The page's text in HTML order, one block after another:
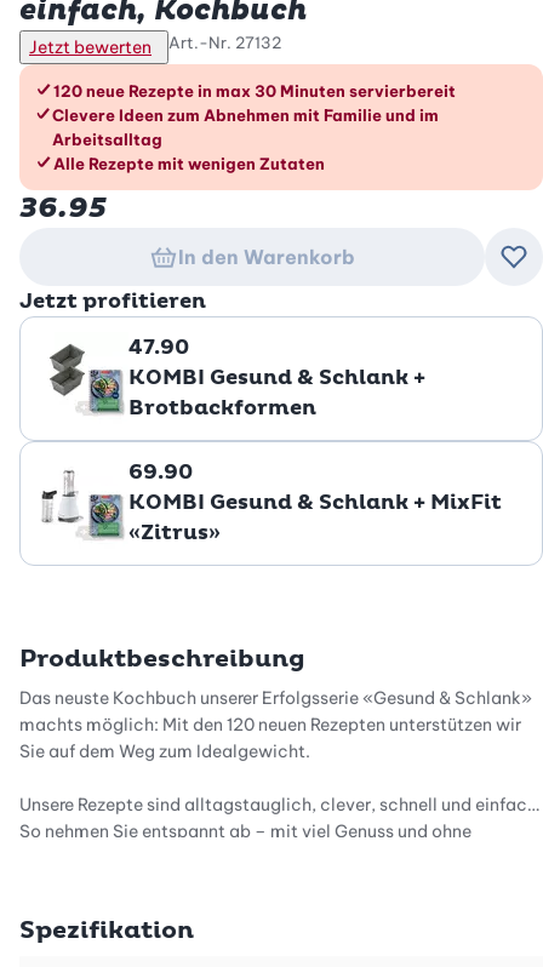
einfach, Kochbuch
Jetzt bewerten Art.-Nr. 27132
Die Vorteile im Überblick
120 neue Rezepte in max 30 Minuten servierbereit
Clevere Ideen zum Abnehmen mit Familie und im
Arbeitsalltag
Alle Rezepte mit wenigen Zutaten
36.95
In den Warenkorb
Jetzt profitieren
47.90
KOMBI Gesund & Schlank +
Brotbackformen
69.90
KOMBI Gesund & Schlank + MixFit
«Zitrus»
Produktbeschreibung
Das neuste Kochbuch unserer Erfolgsserie «Gesund & Schlank»
machts möglich: Mit den 120 neuen Rezepten unterstützen wir
Sie auf dem Weg zum Idealgewicht.
Unsere Rezepte sind alltagstauglich, clever, schnell und einfach.
So nehmen Sie entspannt ab – mit viel Genuss und ohne
gesunden Lunch vorbereiten. Oder möchten Sie abnehmen, aber
Spezifikation